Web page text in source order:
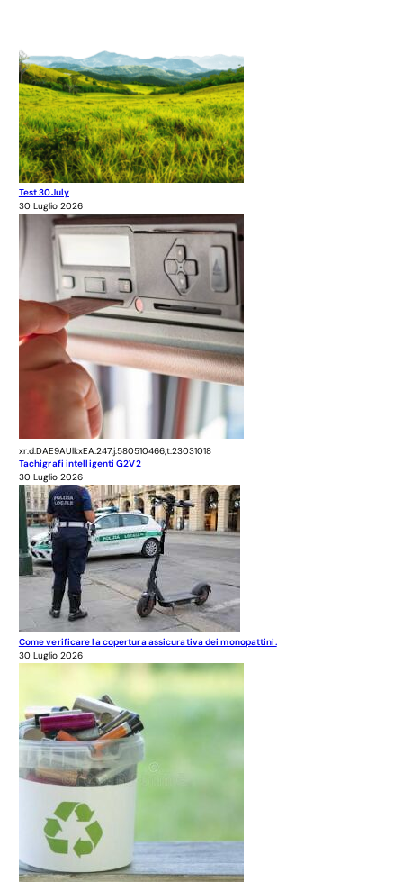
Test 30July
30 Luglio 2026
xr:d:DAE9AUlkxEA:247,j:580510466,t:23031018
Tachigrafi intelligenti G2V2
30 Luglio 2026
Come verificare la copertura assicurativa dei monopattini.
30 Luglio 2026